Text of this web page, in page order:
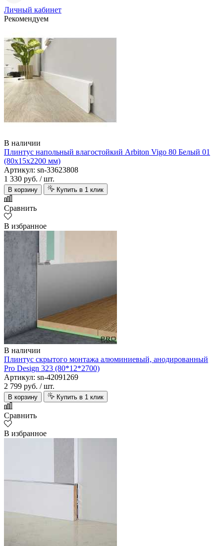
Личный кабинет
Рекомендуем
В наличии
Плинтус напольный влагостойкий Arbiton Vigo 80 Белый 01
(80х15х2200 мм)
Артикул: sn-33623808
1 330 руб. / шт.
В корзину Купить в 1 клик
Сравнить
В избранное
В наличии
Плинтус скрытого монтажа алюминиевый, анодированный
Pro Design 323 (80*12*2700)
Артикул: sn-42091269
2 799 руб. / шт.
В корзину Купить в 1 клик
Сравнить
В избранное